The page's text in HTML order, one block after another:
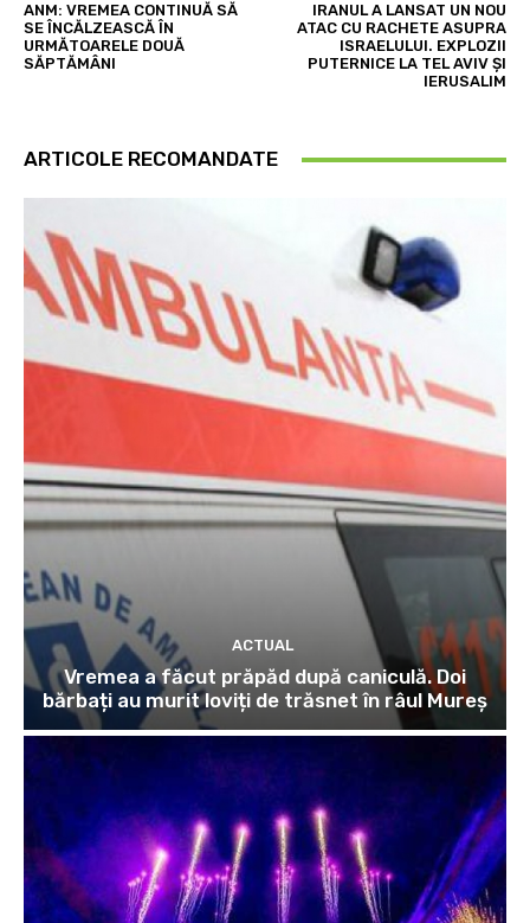
ANM: VREMEA CONTINUĂ SĂ
SE ÎNCĂLZEASCĂ ÎN
URMĂTOARELE DOUĂ
SĂPTĂMÂNI
IRANUL A LANSAT UN NOU
ATAC CU RACHETE ASUPRA
ISRAELULUI. EXPLOZII
PUTERNICE LA TEL AVIV ȘI
IERUSALIM
ARTICOLE RECOMANDATE
ACTUAL
Vremea a făcut prăpăd după caniculă. Doi
bărbați au murit loviți de trăsnet în râul Mureș